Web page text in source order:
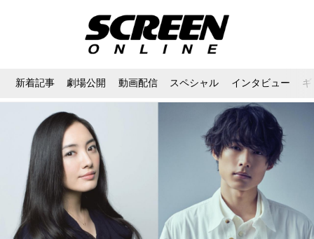
新着記事 劇場公開 動画配信 スペシャル インタビュー